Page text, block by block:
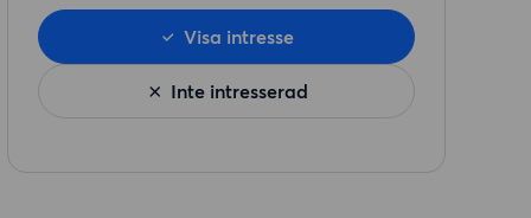
Inte intresserad
Visa intresse